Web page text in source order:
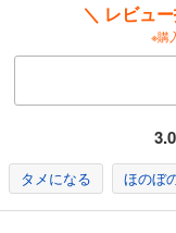
Step5 特集記事を書く
＼ レビュ
※購
3.0
タメになる ほのぼ